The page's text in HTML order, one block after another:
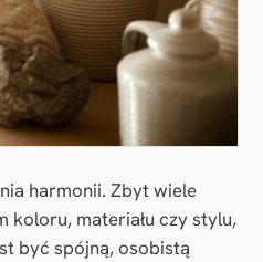
harmonii. Zbyt wiele
koloru, materiału czy stylu,
być spójną, osobistą